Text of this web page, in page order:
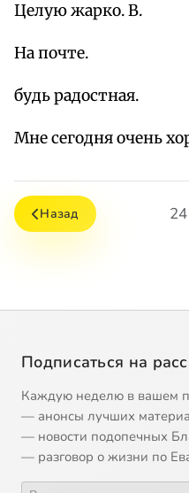
Целую жарко. В.
На почте.
будь радостная.
Мне сегодня очень
Назад
Подписаться на
Каждую неделю в вашем
— анонсы лучших
— новости подопечных
— разговор о жизни по